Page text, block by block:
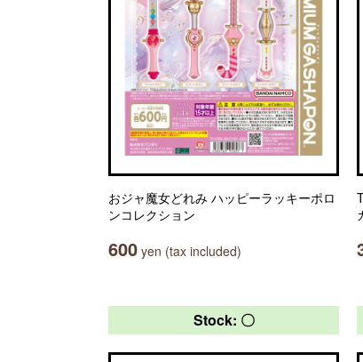
おジャ魔女どれみ ハッピーラッキーポロ
ンコレクション
600 yen (tax included)
Stock: 〇